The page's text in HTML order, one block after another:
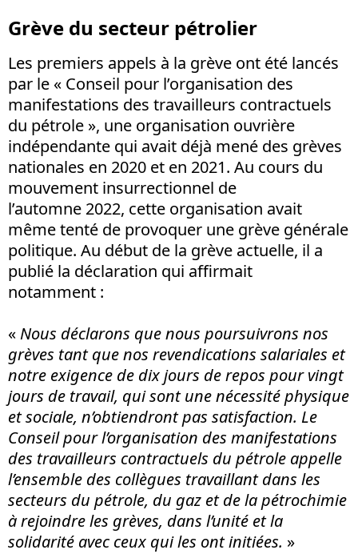
Grève du secteur pétrolier
Les premiers appels à la grève ont été lancés
par le « Conseil pour l’organisation des
manifestations des travailleurs contractuels
du pétrole », une organisation ouvrière
indépendante qui avait déjà mené des grèves
nationales en 2020 et en 2021. Au cours du
mouvement insurrectionnel de
l’automne 2022, cette organisation avait
même tenté de provoquer une grève générale
politique. Au début de la grève actuelle, il a
publié la déclaration qui affirmait
notamment :
«Nous déclarons que nous poursuivrons nos
grèves tant que nos revendications salariales et
notre exigence de dix jours de repos pour vingt
jours de travail, qui sont une nécessité physique
et sociale, n’obtiendront pas satisfaction. Le
Conseil pour l’organisation des manifestations
des travailleurs contractuels du pétrole appelle
l’ensemble des collègues travaillant dans les
secteurs du pétrole, du gaz et de la pétrochimie
à rejoindre les grèves, dans l’unité et la
solidarité avec ceux qui les ont initiées. »